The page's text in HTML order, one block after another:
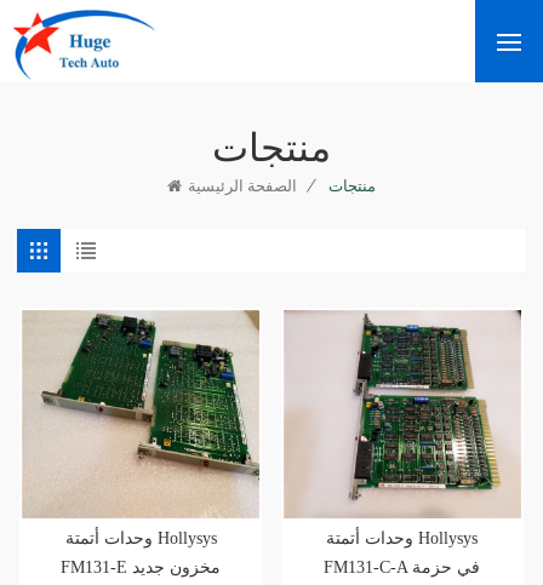
منتجات
الصفحة الرئيسية / منتجات
وحدات أتمتة Hollysys
FM131-E مخزون جديد
وحدات أتمتة Hollysys
FM131-C-A في حزمة